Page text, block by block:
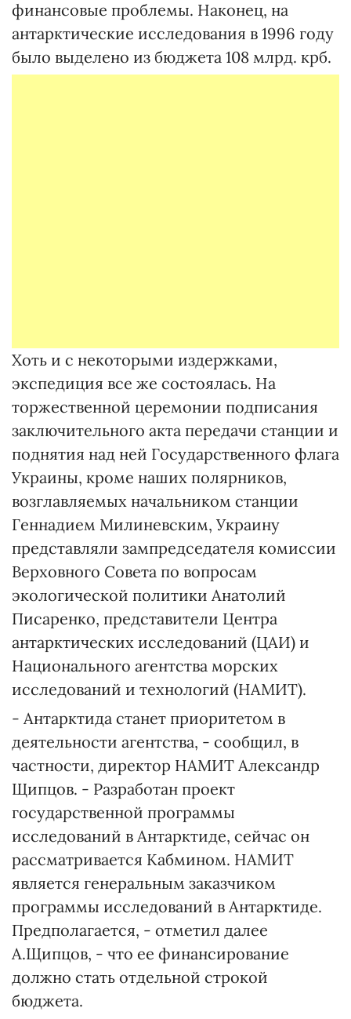
финансовые проблемы. Наконец, на
антарктические исследования в 1996 году
было выделено из бюджета 108 млрд. крб.
Хоть и с некоторыми издержками,
экспедиция все же состоялась. На
торжественной церемонии подписания
заключительного акта передачи станции и
поднятия над ней Государственного флага
Украины, кроме наших полярников,
возглавляемых начальником станции
Геннадием Милиневским, Украину
представляли зампредседателя комиссии
Верховного Совета по вопросам
экологической политики Анатолий
Писаренко, представители Центра
антарктических исследований (ЦАИ) и
Национального агентства морских
исследований и технологий (НАМИТ).
- Антарктида станет приоритетом в
деятельности агентства, - сообщил, в
частности, директор НАМИТ Александр
Щипцов. - Разработан проект
государственной программы
исследований в Антарктиде, сейчас он
рассматривается Кабмином. НАМИТ
является генеральным заказчиком
программы исследований в Антарктиде.
Предполагается, - отметил далее
А.Щипцов, - что ее финансирование
должно стать отдельной строкой
бюджета.